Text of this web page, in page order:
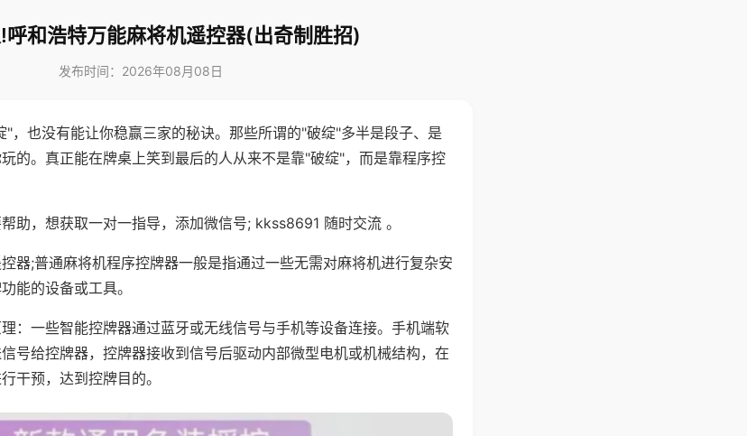
呼和浩特万能麻将机遥控器(出奇制胜招)
发布时间：2026年08月08日
"，也没有能让你稳赢三家的秘诀。那些所谓的"破绽"多半是段子、是
的。真正能在牌桌上笑到最后的人从来不是靠"破绽"，而是靠程序控
助，想获取一对一指导，添加微信号; kkss8691 随时交流 。
器;普通麻将机程序控牌器一般是指通过一些无需对麻将机进行复杂安
能的设备或工具。
：一些智能控牌器通过蓝牙或无线信号与手机等设备连接。手机端软
号给控牌器，控牌器接收到信号后驱动内部微型电机或机械结构，在
干预，达到控牌目的。